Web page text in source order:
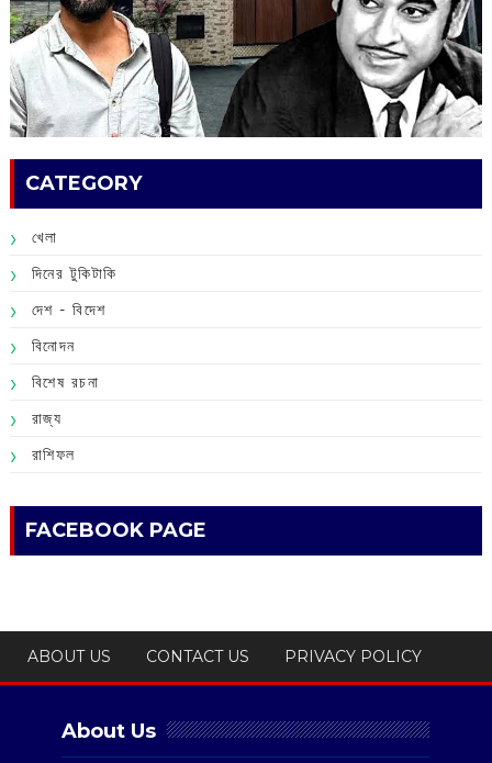
CATEGORY
খেলা
দিনের টুকিটাকি
দেশ - বিদেশ
বিনোদন
বিশেষ রচনা
রাজ্য
রাশিফল
FACEBOOK PAGE
ABOUT US CONTACT US PRIVACY POLICY
About Us